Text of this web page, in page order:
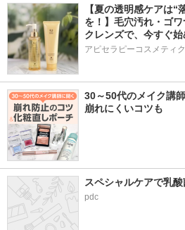
【夏の透明感ケアは“
を！】毛穴汚れ・ゴ
クレンズで、今すぐ
アピセラピーコスメティ
30～50代のメイク講
崩れにくいコツも
スペシャルケアで乳
pdc